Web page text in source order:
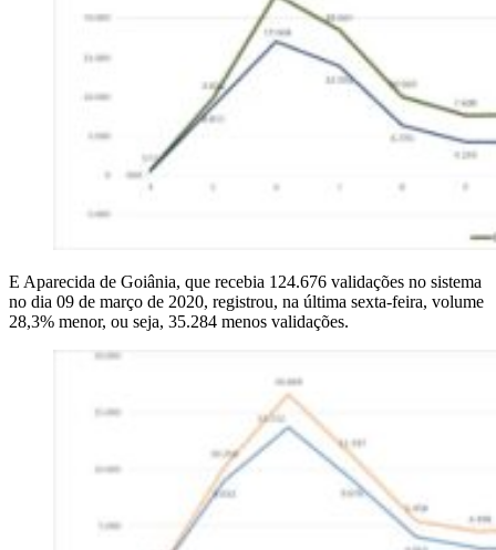
E Aparecida de Goiânia, que recebia 124.676 validações no sistema
no dia 09 de março de 2020, registrou, na última sexta-feira, volume
28,3% menor, ou seja, 35.284 menos validações.